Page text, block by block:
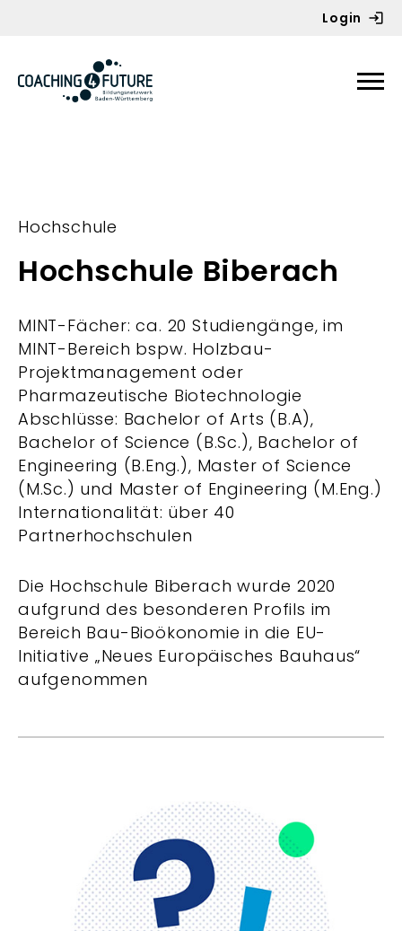
Login
Hochschule
Hochschule Biberach
MINT-Fächer: ca. 20 Studiengänge, im
MINT-Bereich bspw. Holzbau-
Projektmanagement oder
Pharmazeutische Biotechnologie
Abschlüsse: Bachelor of Arts (B.A),
Bachelor of Science (B.Sc.), Bachelor of
Engineering (B.Eng.), Master of Science
(M.Sc.) und Master of Engineering (M.Eng.)
Internationalität: über 40
Partnerhochschulen
Die Hochschule Biberach wurde 2020
aufgrund des besonderen Profils im
Bereich Bau-Bioökonomie in die EU-
Initiative „Neues Europäisches Bauhaus“
aufgenommen